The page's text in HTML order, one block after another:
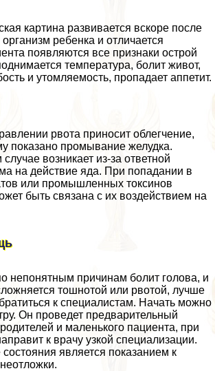
картина развивается вскоре после
ребенка и отличается
появляются все признаки острой
температура, болит живот,
и утомляемость, пропадает аппетит.
рвота приносит облегчение,
показано промывание желудка.
возникает из-за ответной
на действие яда. При попадании в
или промышленных токсинов
быть связана с их воздействием на
непонятным причинам болит голова, и
тошнотой или рвотой, лучше
к специалистам. Начать можно
Он проведет предварительный
и маленького пациента, при
к врачу узкой специализации.
является показанием к